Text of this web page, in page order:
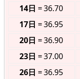
14日 36.70
17日
36.95
20日
36.90
23日
37.00
26日
36.95